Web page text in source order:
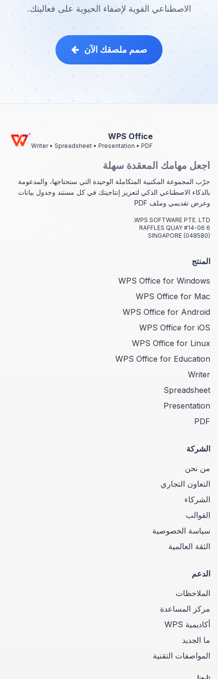
الاصطناعي القوية لإضفاء الحيوية على فعاليتك.
صمم ملصقك الآن
WPS Office
Writer • Spreadsheet • Presentation • PDF
اجعل مهامك المعقدة سهلة
جرّب المجموعة المكتبية المتكاملة الوحيدة التي ستحتاجها، والمدعومة
بالذكاء الاصطناعي الذكي لتعزيز إنتاجيتك في كل مستند وجدول بيانات
وعرض تقديمي وملف PDF
WPS SOFTWARE PTE. LTD.
6 RAFFLES QUAY #14-06
SINGAPORE (048580)
المنتج
WPS Office for Windows
WPS Office for Mac
WPS Office for Android
WPS Office for iOS
WPS Office for Linux
WPS Office for Education
Writer
Spreadsheet
Presentation
PDF
الشركة
من نحن
التعاون التجاري
الشركاء
القوالب
سياسة الخصوصية
الثقة العالمية
الدعم
الملاحظات
مركز المساعدة
أكاديمية WPS
ما الجديد
المواصفات التقنية